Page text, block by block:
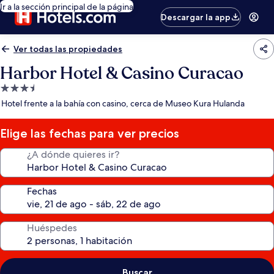
Ir a la sección principal de la página
Descargar la app
Ver todas las propiedades
Harbor Hotel & Casino Curacao
Propiedad
de
estrellas
Hotel frente a la bahía con casino, cerca de Museo Kura Hulanda
Elige las fechas para ver precios
¿A dónde quieres ir?
Fechas
Huéspedes